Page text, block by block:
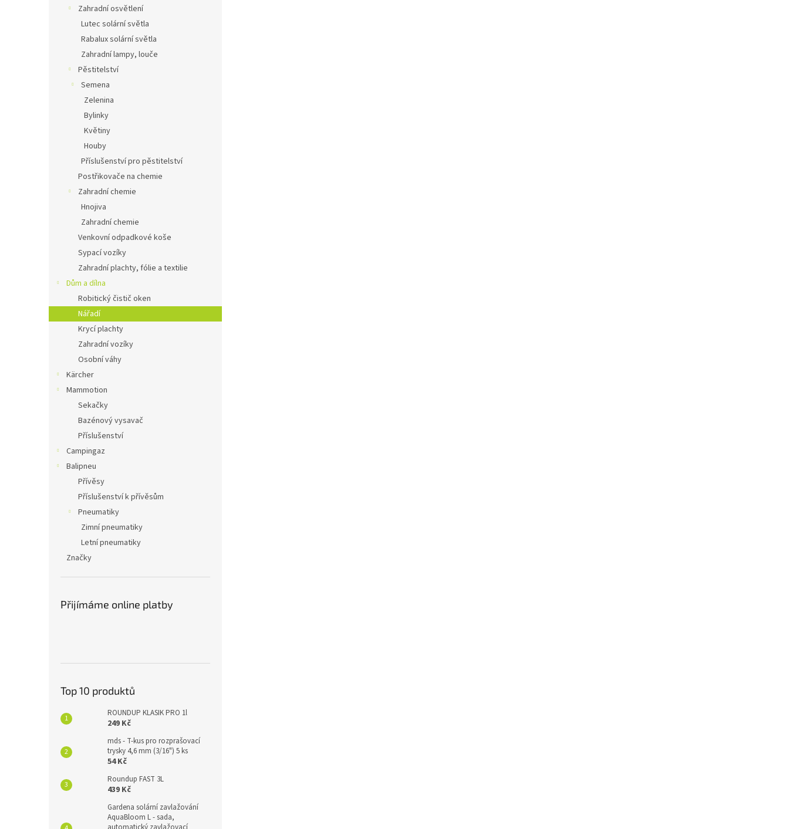
Zahradní osvětlení
Lutec solární světla
Rabalux solární světla
Zahradní lampy, louče
Pěstitelství
Semena
Zelenina
Bylinky
Květiny
Houby
Příslušenství pro pěstitelství
Postřikovače na chemie
Zahradní chemie
Hnojiva
Zahradní chemie
Venkovní odpadkové koše
Sypací vozíky
Zahradní plachty, fólie a textilie
Dům a dílna
Robitický čistič oken
Nářadí
Krycí plachty
Zahradní vozíky
Osobní váhy
Kärcher
Mammotion
Sekačky
Bazénový vysavač
Příslušenství
Campingaz
Balipneu
Přívěsy
Příslušenství k přívěsům
Pneumatiky
Zimní pneumatiky
Letní pneumatiky
Značky
Přijímáme online platby
Top 10 produktů
ROUNDUP KLASIK PRO 1l
249 Kč
mds - T-kus pro rozprašovací
trysky 4,6 mm (3/16") 5 ks
54 Kč
Roundup FAST 3L
439 Kč
Gardena solární zavlažování
AquaBloom L - sada,